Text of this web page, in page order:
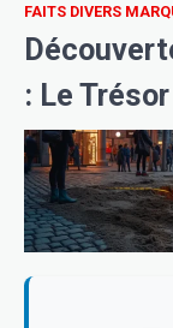
FAITS DIVERS
: Le